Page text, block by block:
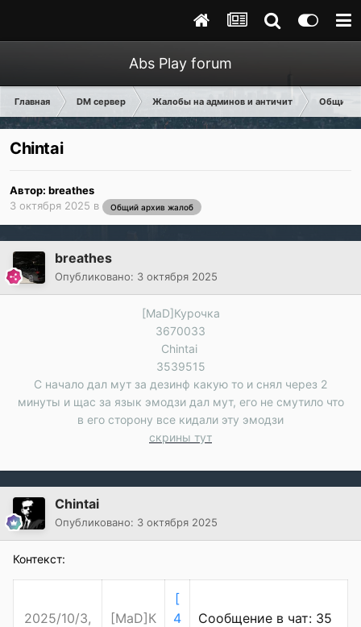
Abs Play forum
Главная DM сервер Жалобы на админов и античит Общий
Chintai
Автор: breathes
3 октября 2025 в Общий архив жалоб
breathes
Опубликовано: 3 октября 2025
[MaD]Курочка
3670033
Chintai
3539515
С начало дал мут за дезинф какую то и снял через 2
минуты и щас за язык эмодзи дал мут, его не смутило что
в его сторону все кидали эту эмодзи
скрины тут
Chintai
Опубликовано: 3 октября 2025
Контекст:
2025/10/3,
[MaD]К
[
4
Сообщение в чат: 35